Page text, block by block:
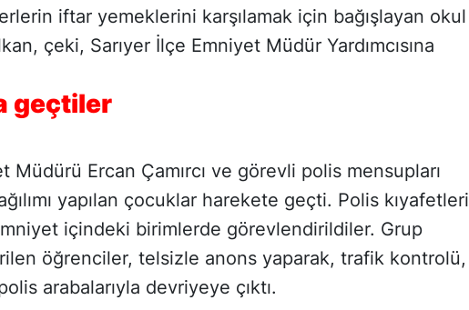
iftar yemeklerini karşılamak için bağışlayan okul
çeki, Sarıyer İlçe Emniyet Müdür Yardımcısına
geçtiler
Müdürü Ercan Çamırcı ve görevli polis mensupları
yapılan çocuklar harekete geçti. Polis kıyafetleri
içindeki birimlerde görevlendirildiler. Grup
öğrenciler, telsizle anons yaparak, trafik kontrolü,
arabalarıyla devriyeye çıktı.